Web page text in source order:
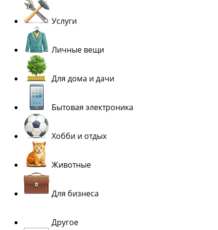
Услуги
Личные вещи
Для дома и дачи
Бытовая электроника
Хобби и отдых
Животные
Для бизнеса
Другое